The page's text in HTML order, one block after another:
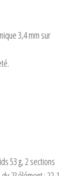
3,4 mm sur
53 g, 2 sections